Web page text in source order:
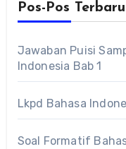
Pos-Pos Terbaru
Jawaban Puisi
Indonesia Bab 1
Lkpd Bahasa
Soal Formatif